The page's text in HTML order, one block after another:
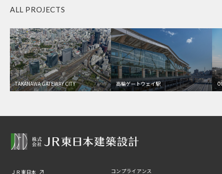
ALL PROJECTS
TAKANAWA GATEWAY CITY 高輪ゲートウェイ駅
ＪＲ東日本 コンプライアンス